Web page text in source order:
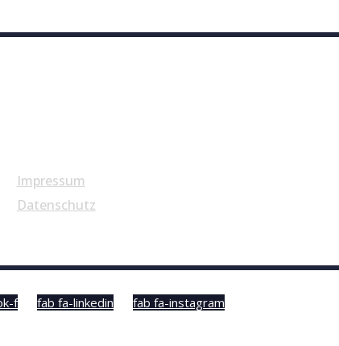
Impressum
Datenschutz
f fab fa-linkedin fab fa-instagram